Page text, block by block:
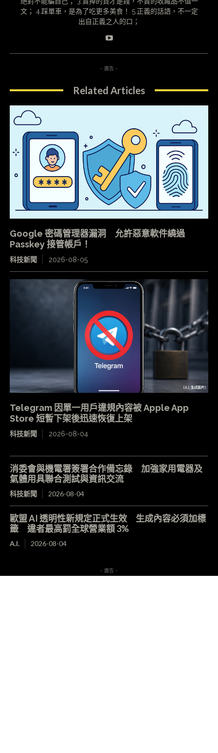
文； 4.踩單車，是為了吃更多美食！ 5.正義的話語，不一定
出自正義之人的口；
- 廣告 -
Related Articles
Google 密碼管理器漏洞 允許惡意軟件繞過
Passkey 接管帳戶！
科技新聞 2026-08-05
Telegram 因單一用戶違規內容被 Apple App
Store 短暫下架後迅速恢復上架
科技新聞 2026-08-04
消委會與機電署簽署合作備忘錄 加強家用電器及
氣體用具聯合測試與資訊交流
科技新聞 2026-08-04
歐盟 AI 透明性新規定正式生效 生成內容必須加標
籤 違者最高罰全球營業額 3%
A.I. 2026-08-04
- 廣告 -